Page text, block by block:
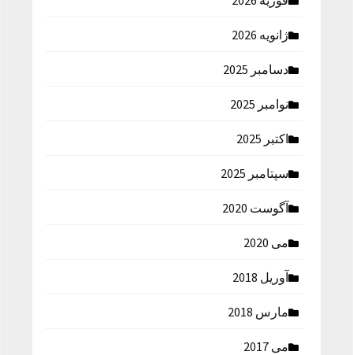
ژانویه 2026
دسامبر 2025
نوامبر 2025
اکتبر 2025
سپتامبر 2025
آگوست 2020
می 2020
آوریل 2018
مارس 2018
می 2017